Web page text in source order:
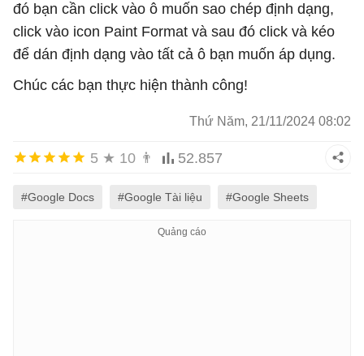
đó bạn cần click vào ô muốn sao chép định dạng,
click vào icon Paint Format và sau đó click và kéo
để dán định dạng vào tất cả ô bạn muốn áp dụng.
Chúc các bạn thực hiện thành công!
Thứ Năm, 21/11/2024 08:02
5 ★ 10 👨 52.857
#Google Docs #Google Tài liệu #Google Sheets